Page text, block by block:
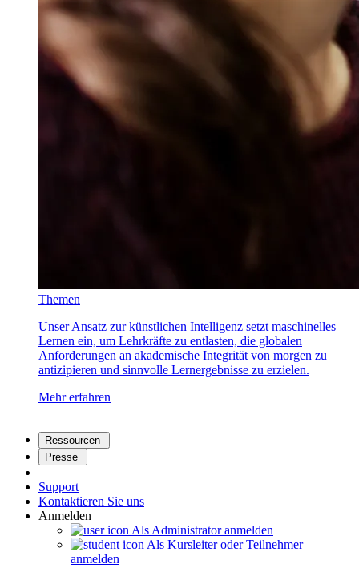
Themen
Unser Ansatz zur künstlichen Intelligenz setzt maschinelles
Lernen ein, um Lehrkräfte zu entlasten, die globalen
Anforderungen an akademische Integrität von morgen zu
antizipieren und sinnvolle Lernergebnisse zu erzielen.
Mehr erfahren
Ressourcen
Presse
Support
Kontaktieren Sie uns
Anmelden
Als Administrator anmelden
Als Kursleiter oder Teilnehmer
anmelden